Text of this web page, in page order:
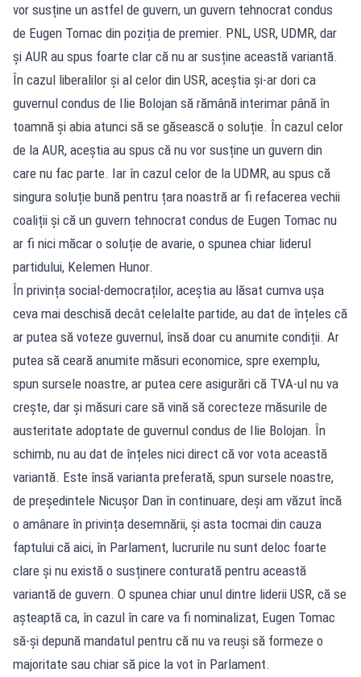
vor susține un astfel de guvern, un guvern tehnocrat condus
de Eugen Tomac din poziția de premier. PNL, USR, UDMR, dar
și AUR au spus foarte clar că nu ar susține această variantă.
În cazul liberalilor și al celor din USR, aceștia și-ar dori ca
guvernul condus de Ilie Bolojan să rămână interimar până în
toamnă și abia atunci să se găsească o soluție. În cazul celor
de la AUR, aceștia au spus că nu vor susține un guvern din
care nu fac parte. Iar în cazul celor de la UDMR, au spus că
singura soluție bună pentru țara noastră ar fi refacerea vechii
coaliții și că un guvern tehnocrat condus de Eugen Tomac nu
ar fi nici măcar o soluție de avarie, o spunea chiar liderul
partidului, Kelemen Hunor.
În privința social-democraților, aceștia au lăsat cumva ușa
ceva mai deschisă decât celelalte partide, au dat de înțeles că
ar putea să voteze guvernul, însă doar cu anumite condiții. Ar
putea să ceară anumite măsuri economice, spre exemplu,
spun sursele noastre, ar putea cere asigurări că TVA-ul nu va
crește, dar și măsuri care să vină să corecteze măsurile de
austeritate adoptate de guvernul condus de Ilie Bolojan. În
schimb, nu au dat de înțeles nici direct că vor vota această
variantă. Este însă varianta preferată, spun sursele noastre,
de președintele Nicușor Dan în continuare, deși am văzut încă
o amânare în privința desemnării, și asta tocmai din cauza
faptului că aici, în Parlament, lucrurile nu sunt deloc foarte
clare și nu există o susținere conturată pentru această
variantă de guvern. O spunea chiar unul dintre liderii USR, că se
așteaptă ca, în cazul în care va fi nominalizat, Eugen Tomac
să-și depună mandatul pentru că nu va reuși să formeze o
majoritate sau chiar să pice la vot în Parlament.